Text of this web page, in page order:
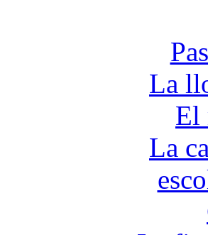
La
El
La